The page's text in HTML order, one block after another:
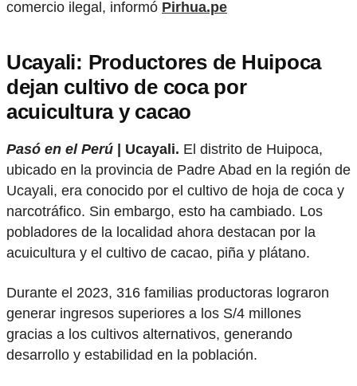
comercio ilegal, informó Pirhua.pe
Ucayali: Productores de Huipoca
dejan cultivo de coca por
acuicultura y cacao
Pasó en el Perú | Ucayali. El distrito de Huipoca,
ubicado en la provincia de Padre Abad en la región de
Ucayali, era conocido por el cultivo de hoja de coca y
narcotráfico. Sin embargo, esto ha cambiado. Los
pobladores de la localidad ahora destacan por la
acuicultura y el cultivo de cacao, piña y plátano.
Durante el 2023, 316 familias productoras lograron
generar ingresos superiores a los S/4 millones
gracias a los cultivos alternativos, generando
desarrollo y estabilidad en la población.